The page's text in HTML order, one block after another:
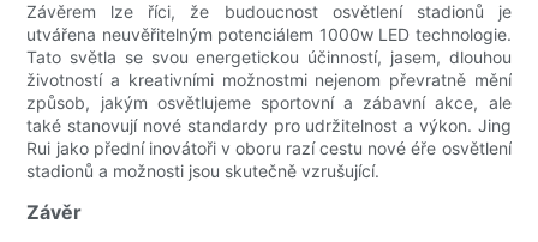
Závěrem lze říci, že budoucnost osvětlení stadionů je
utvářena neuvěřitelným potenciálem 1000w LED technologie.
Tato světla se svou energetickou účinností, jasem, dlouhou
životností a kreativními možnostmi nejenom převratně mění
způsob, jakým osvětlujeme sportovní a zábavní akce, ale
také stanovují nové standardy pro udržitelnost a výkon. Jing
Rui jako přední inovátoři v oboru razí cestu nové éře osvětlení
stadionů a možnosti jsou skutečně vzrušující.
Závěr